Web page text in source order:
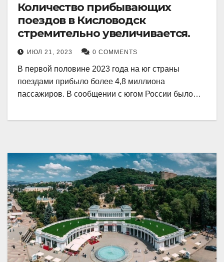
Количество прибывающих
поездов в Кисловодск
стремительно увеличивается.
ИЮЛ 21, 2023 0 COMMENTS
В первой половине 2023 года на юг страны
поездами прибыло более 4,8 миллиона
пассажиров. В сообщении с югом России было…